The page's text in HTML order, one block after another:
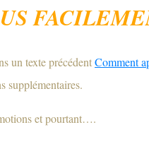
un texte précédentComment
supplémentaires.
et pourtant….